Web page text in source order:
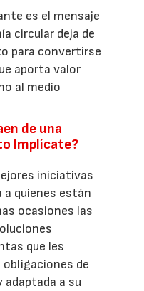
es el mensaje
circular deja de
para convertirse
aporta valor
al medio
de una
Implícate?
iniciativas
a quienes están
ocasiones las
que les
de
a su